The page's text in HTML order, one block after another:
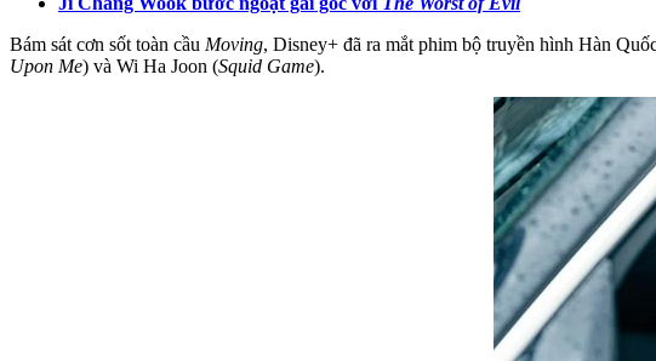
Bám sát cơn sốt toàn cầu Moving, Disney+ đã ra mắt phim bộ truyền hình Hàn
Upon Me) và Wi Ha Joon (Squid Game).